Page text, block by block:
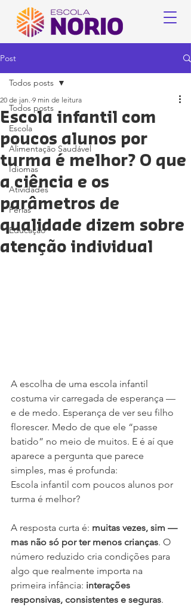
Post
Todos posts
Escola
Alimentação Saudável
Idiomas
Atividades
Férias
Educação
Todos posts
Escola infantil com
poucos alunos por
turma é melhor? O que
a ciência e os
parâmetros de
qualidade dizem sobre
atenção individual
20 de jan. 9 min de leitura
A escolha de uma escola infantil
costuma vir carregada de esperança —
e de medo. Esperança de ver seu filho
florescer. Medo de que ele “passe
batido” no meio de muitos. E é aí que
aparece a pergunta que parece
simples, mas é profunda:
Escola infantil com poucos alunos por
turma é melhor?
A resposta curta é: muitas vezes, sim —
mas não só por ter menos crianças. O
número reduzido cria condições para
algo que realmente importa na
primeira infância: interações
responsivas, consistentes e seguras.